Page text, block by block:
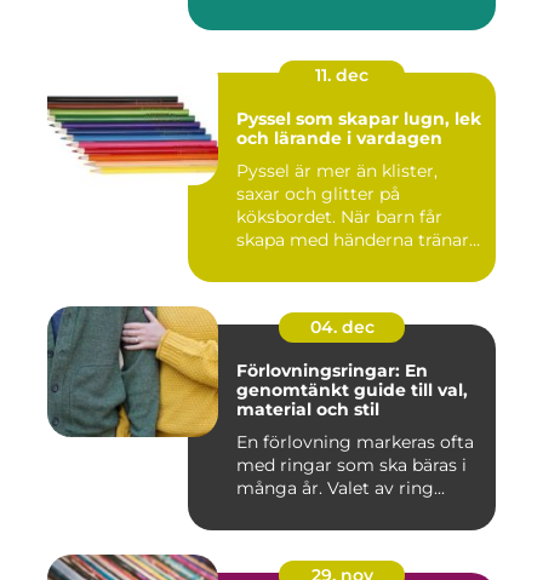
11. dec
Pyssel som skapar lugn, lek
och lärande i vardagen
Pyssel är mer än klister,
saxar och glitter på
köksbordet. När barn får
skapa med händerna tränar
04. dec
Förlovningsringar: En
genomtänkt guide till val,
material och stil
En förlovning markeras ofta
med ringar som ska bäras i
många år. Valet av ring...
29. nov